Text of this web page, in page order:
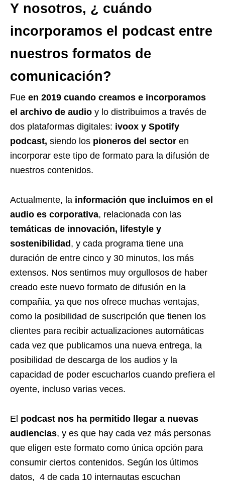
Y nosotros, ¿ cuándo
incorporamos el podcast entre
nuestros formatos de
comunicación?
Fue en 2019 cuando creamos e incorporamos
el archivo de audio y lo distribuimos a través de
dos plataformas digitales: ivoox y Spotify
podcast, siendo los pioneros del sector en
incorporar este tipo de formato para la difusión de
nuestros contenidos.
Actualmente, la información que incluimos en el
audio es corporativa, relacionada con las
temáticas de innovación, lifestyle y
sostenibilidad, y cada programa tiene una
duración de entre cinco y 30 minutos, los más
extensos. Nos sentimos muy orgullosos de haber
creado este nuevo formato de difusión en la
compañía, ya que nos ofrece muchas ventajas,
como la posibilidad de suscripción que tienen los
clientes para recibir actualizaciones automáticas
cada vez que publicamos una nueva entrega, la
posibilidad de descarga de los audios y la
capacidad de poder escucharlos cuando prefiera el
oyente, incluso varias veces.
El podcast nos ha permitido llegar a nuevas
audiencias, y es que hay cada vez más personas
que eligen este formato como única opción para
consumir ciertos contenidos. Según los últimos
datos, 4 de cada 10 internautas escuchan